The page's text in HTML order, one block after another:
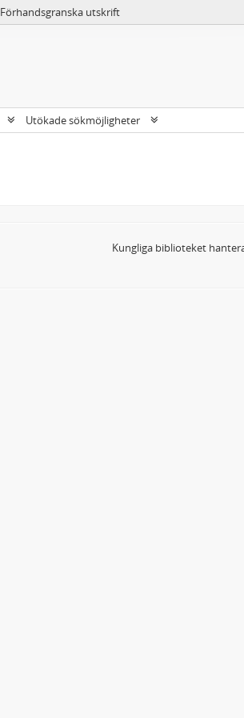
Förhandsgranska utskrift
Utökade sökmöjligheter
Kungliga biblioteket